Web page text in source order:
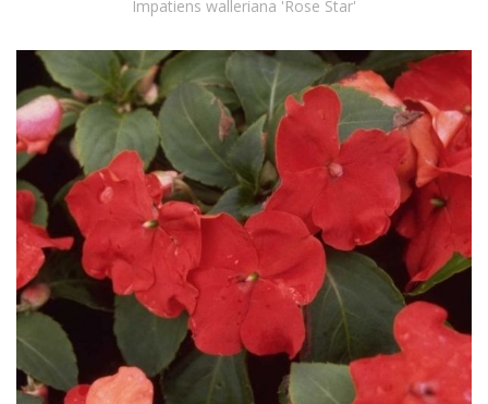
Impatiens walleriana 'Rose Star'